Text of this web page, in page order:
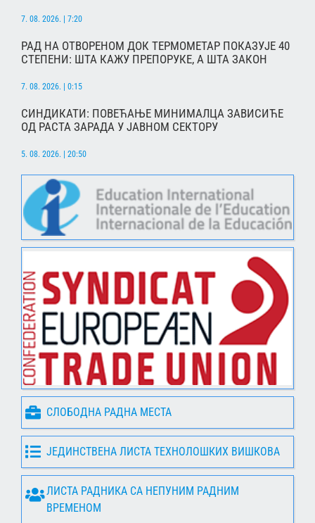
7. 08. 2026. | 7:20
РАД НА ОТВОРЕНОМ ДОК ТЕРМОМЕТАР ПОКАЗУЈЕ 40
СТЕПЕНИ: ШТА КАЖУ ПРЕПОРУКЕ, А ШТА ЗАКОН
7. 08. 2026. | 0:15
СИНДИКАТИ: ПОВЕЋАЊЕ МИНИМАЛЦА ЗАВИСИЋЕ
ОД РАСТА ЗАРАДА У ЈАВНОМ СЕКТОРУ
5. 08. 2026. | 20:50
СЛОБОДНА РАДНА МЕСТА
ЈЕДИНСТВЕНА ЛИСТА ТЕХНОЛОШКИХ ВИШКОВА
ЛИСТА РАДНИКА СА НЕПУНИМ РАДНИМ
ВРЕМЕНОМ